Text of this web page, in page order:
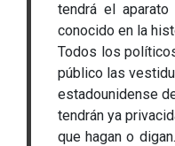
tendrá el
conocido en la
Todos los
público las
estadounidense
tendrán ya
que hagan o